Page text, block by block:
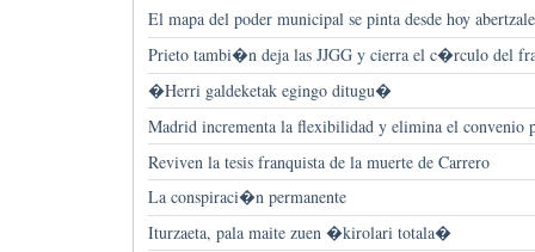
El mapa del poder municipal se pinta desde hoy abertzale
Prieto tambi�n deja las JJGG y cierra el c�rculo del
�Herri galdeketak egingo ditugu�
Madrid incrementa la flexibilidad y elimina el convenio
Reviven la tesis franquista de la muerte de Carrero
La conspiraci�n permanente
Iturzaeta, pala maite zuen �kirolari totala�